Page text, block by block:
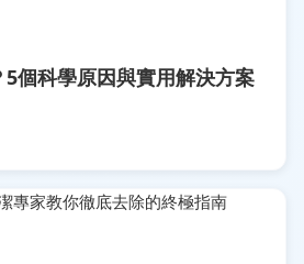
個科學原因與實用解決方案